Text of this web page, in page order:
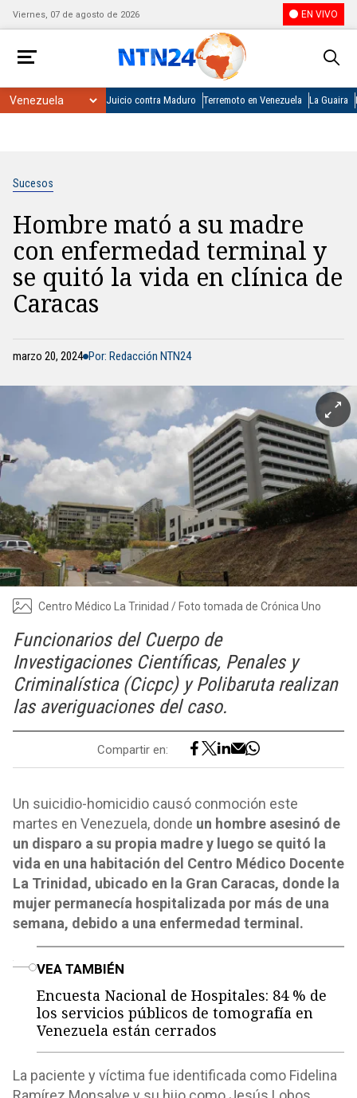
Viernes, 07 de agosto de 2026 EN VIVO
Juicio contra Maduro Terremoto en Venezuela La Guaira
Sucesos
Hombre mató a su madre
con enfermedad terminal y
se quitó la vida en clínica de
Caracas
marzo 20, 2024 Por: Redacción NTN24
Centro Médico La Trinidad / Foto tomada de Crónica Uno
Funcionarios del Cuerpo de
Investigaciones Científicas, Penales y
Criminalística (Cicpc) y Polibaruta realizan
las averiguaciones del caso.
Compartir en:
Un suicidio-homicidio causó conmoción este
martes en Venezuela, donde un hombre asesinó de
un disparo a su propia madre y luego se quitó la
vida en una habitación del Centro Médico Docente
La Trinidad, ubicado en la Gran Caracas, donde la
mujer permanecía hospitalizada por más de una
semana, debido a una enfermedad terminal.
VEA TAMBIÉN
Encuesta Nacional de Hospitales: 84 % de
los servicios públicos de tomografía en
Venezuela están cerrados
La paciente y víctima fue identificada como Fidelina